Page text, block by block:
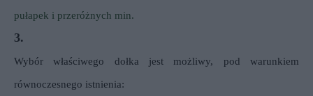
pułapek i przeróżnych min.
3.
Wybór właściwego dołka jest możliwy, pod warunkiem
równoczesnego istnienia: